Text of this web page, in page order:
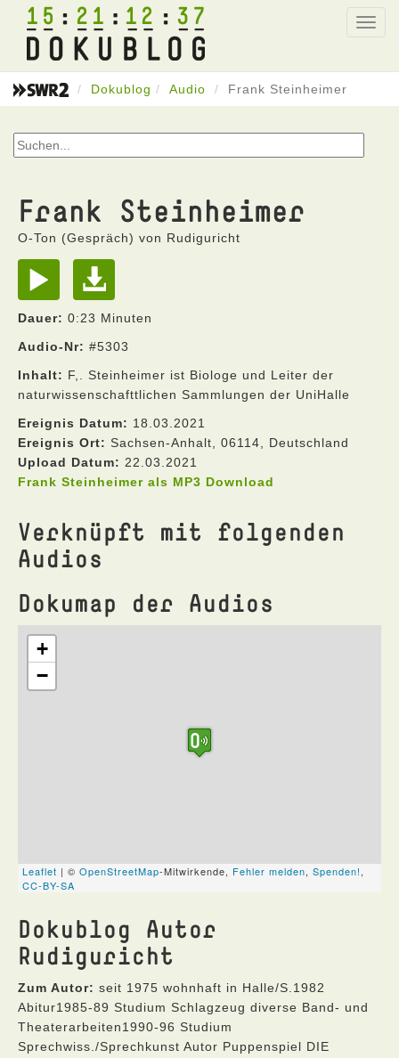
15 21 12 37
Dokublog Audio Frank Steinheimer
Frank Steinheimer
O-Ton (Gespräch) von Rudiguricht
Dauer: 0:23 Minuten
Audio-Nr: #5303
Inhalt: F,. Steinheimer ist Biologe und Leiter der
naturwissenschafttlichen Sammlungen der UniHalle
Ereignis Datum: 18.03.2021
Ereignis Ort: Sachsen-Anhalt, 06114, Deutschland
Upload Datum: 22.03.2021
Frank Steinheimer als MP3 Download
Verknüpft mit folgenden
Audios
Dokumap der Audios
Dokublog Autor
Rudiguricht
Zum Autor: seit 1975 wohnhaft in Halle/S.1982
Abitur1985-89 Studium Schlagzeug diverse Band- und
Theaterarbeiten1990-96 Studium
Sprechwiss./Sprechkunst Autor Puppenspiel DIE